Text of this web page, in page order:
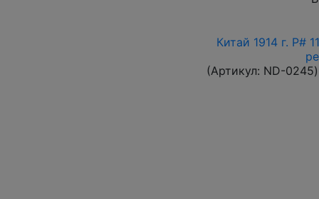
Китай 1914 г. P#
(Артикул: ND-0245)